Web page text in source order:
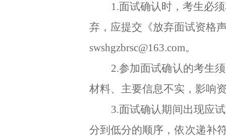
1.面试确认时，考生必
弃，应提交《放弃面试资格
swshgzbrsc@163.com。
2.参加面试确认的考生
材料、主要信息不实，影响
3.面试确认期间出现应
分到低分的顺序，依次递补